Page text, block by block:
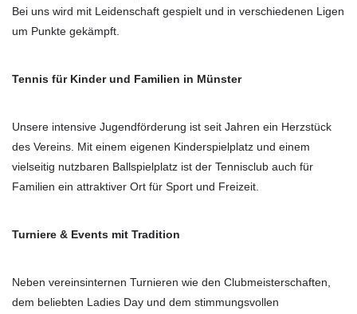
Bei uns wird mit Leidenschaft gespielt und in verschiedenen Ligen
um Punkte gekämpft.
Tennis für Kinder und Familien in Münster
Unsere intensive Jugendförderung ist seit Jahren ein Herzstück
des Vereins. Mit einem eigenen Kinderspielplatz und einem
vielseitig nutzbaren Ballspielplatz ist der Tennisclub auch für
Familien ein attraktiver Ort für Sport und Freizeit.
Turniere & Events mit Tradition
Neben vereinsinternen Turnieren wie den Clubmeisterschaften,
dem beliebten Ladies Day und dem stimmungsvollen